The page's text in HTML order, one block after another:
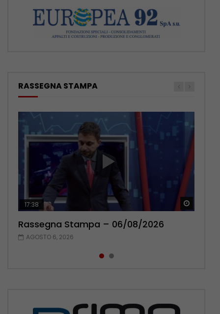
RASSEGNA STAMPA
17:38
Rassegna Stampa – 06/08/2026
AGOSTO 6, 2026
22:42
Rassegna Stampa – 05/08/2026
AGOSTO 5, 2026